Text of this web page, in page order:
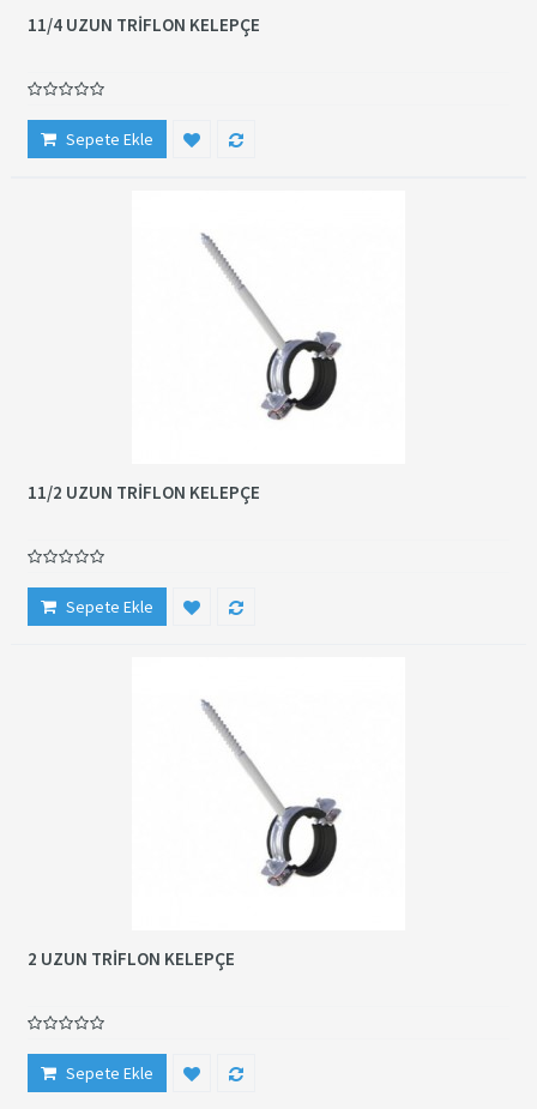
11/4 UZUN TRİFLON KELEPÇE
Sepete Ekle
11/2 UZUN TRİFLON KELEPÇE
Sepete Ekle
2 UZUN TRİFLON KELEPÇE
Sepete Ekle